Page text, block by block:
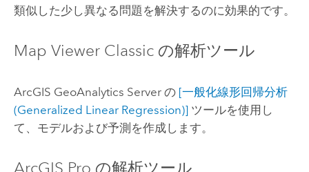
類似した少し異なる問題を解決するのに効果的です。
Map Viewer Classicの解析ツール
ArcGIS GeoAnalytics Serverの [一般化線形回帰分析
(Generalized Linear Regression)]ツールを使用し
て、モデルおよび予測を作成します。
ArcGIS Pro の解析ツール